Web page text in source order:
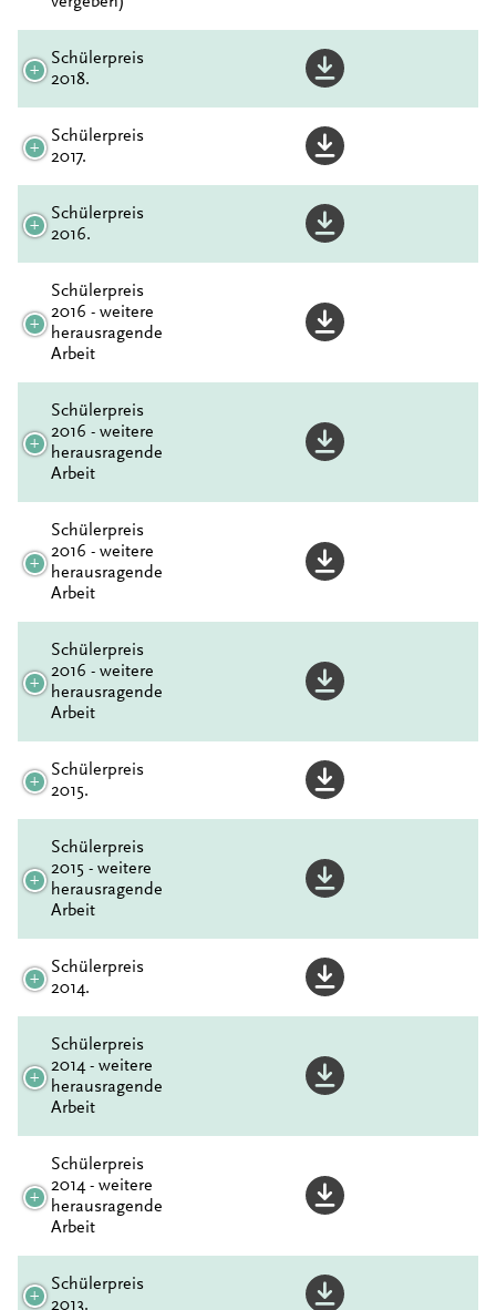
Schülerpreis
2018.
Schülerpreis
2017.
Schülerpreis
2016.
Schülerpreis
2016 - weitere
herausragende
Arbeit
Schülerpreis
2016 - weitere
herausragende
Arbeit
Schülerpreis
2016 - weitere
herausragende
Arbeit
Schülerpreis
2016 - weitere
herausragende
Arbeit
Schülerpreis
2015.
Schülerpreis
2015 - weitere
herausragende
Arbeit
Schülerpreis
2014.
Schülerpreis
2014 - weitere
herausragende
Arbeit
Schülerpreis
2014 - weitere
herausragende
Arbeit
Schülerpreis
2013.